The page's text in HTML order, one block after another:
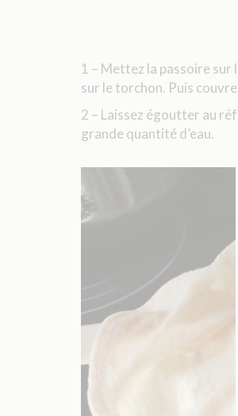
1 – Mettez la passoire sur
sur le torchon. Puis
2 – Laissez égoutter au
grande quantité d’eau.